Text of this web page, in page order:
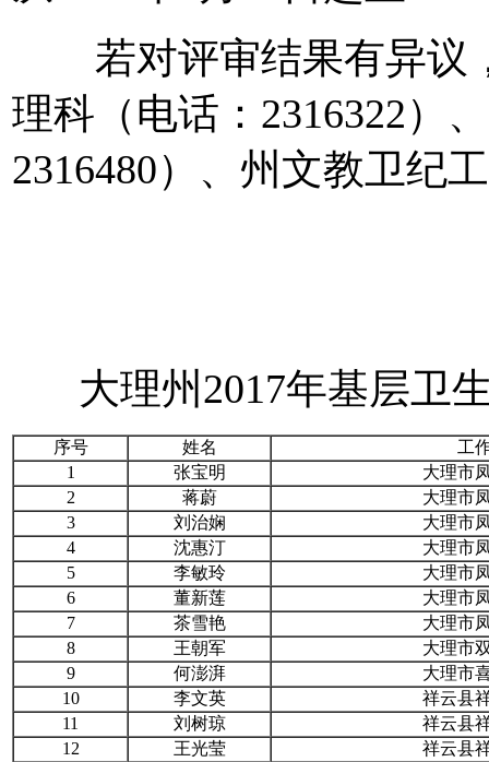
若对评审结果有异议
理科（电话：2316322）
2316480）、州文教卫纪
大理州2017年基层卫
序号 姓名
工
1
张宝明
大理市
2
蒋蔚
大理市
3
刘治娴
大理市
4
沈惠汀
大理市
5
李敏玲
大理市
6
董新莲
大理市
7
茶雪艳
大理市
8
王朝军
大理市
9
何澎湃
大理市
10
李文英
祥云县
11
刘树琼
祥云县
12
王光莹 祥云县